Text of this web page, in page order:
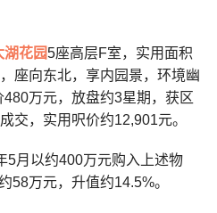
湖花园5座高层F室，实用面积
座向东北，享内园景，环境幽
万元，放盘约3星期，获区
交，实用呎价约12,901元。
5月以约400万元购入上述物
58万元，升值约14.5%。